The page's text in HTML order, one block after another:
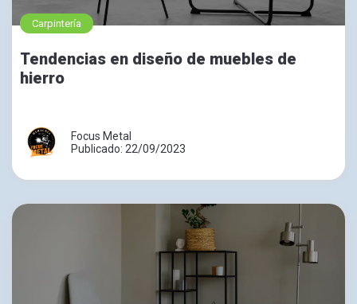
Carpintería
Tendencias en diseño de muebles de
hierro
Focus Metal
Publicado: 22/09/2023